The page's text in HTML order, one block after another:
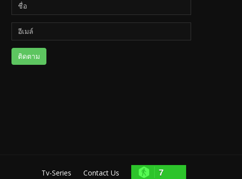
ติดตาม
Tv-Series Contact Us 7